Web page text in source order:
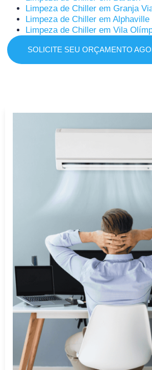
Limpeza de Chiller em Granja
Limpeza de Chiller em Alphaville
Limpeza de Chiller em Vila
SOLICITE SEU ORÇAMENTO